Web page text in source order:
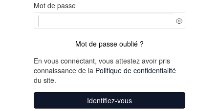
Mot de passe
Mot de passe oublié ?
En vous connectant, vous attestez avoir pris
connaissance de la Politique de confidentialité
du site.
Identifiez-vous